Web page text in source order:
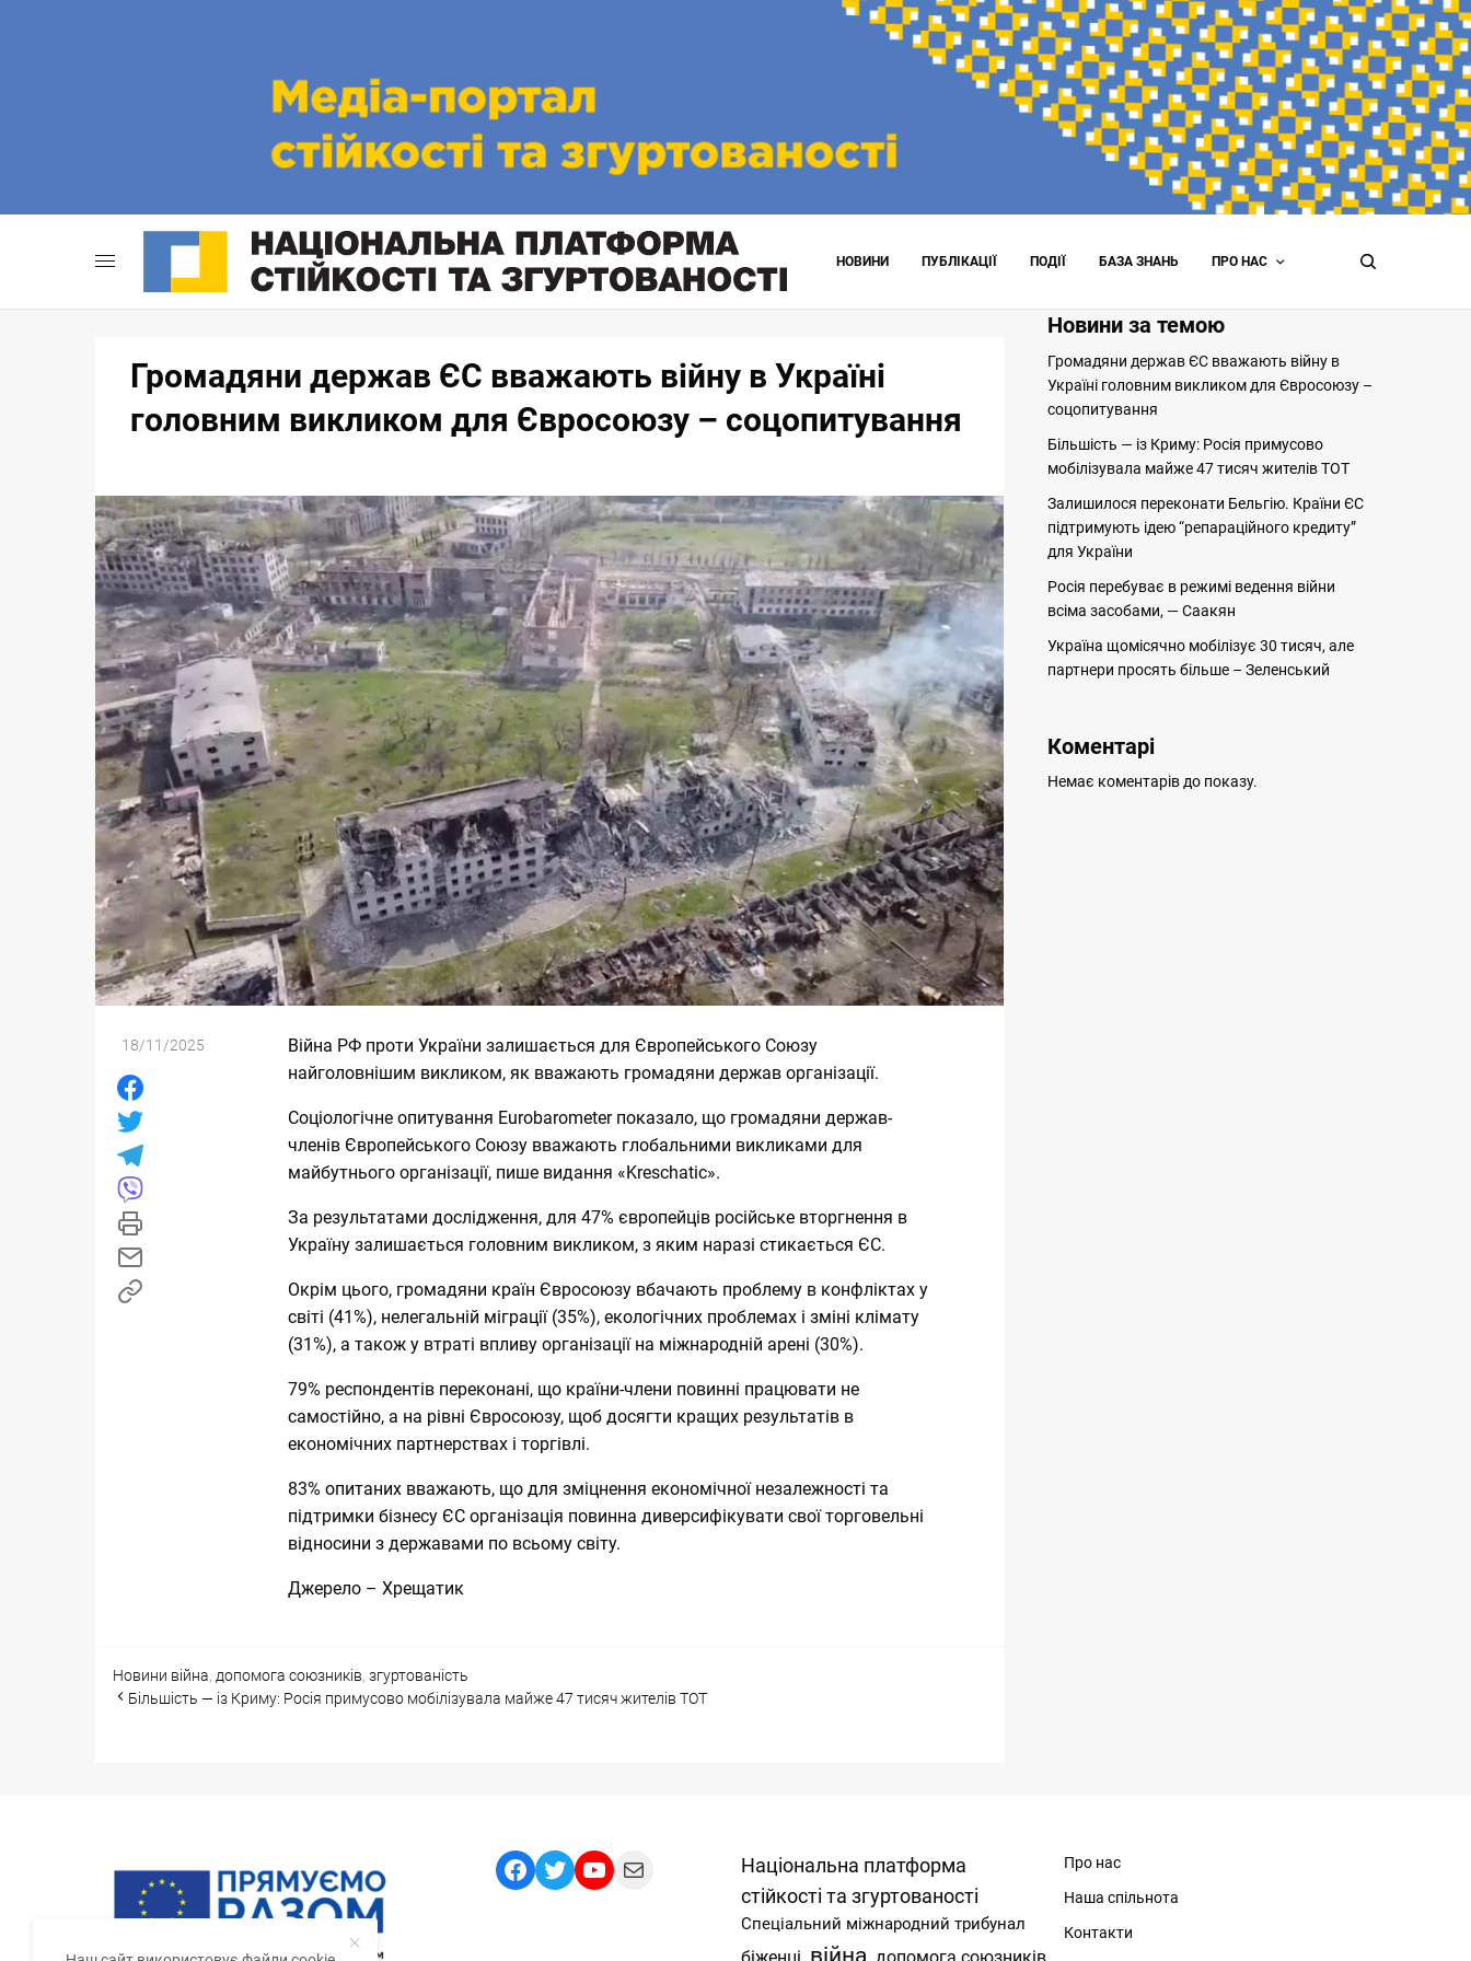
НОВИНИ ПУБЛІКАЦІЇ ПОДІЇ БАЗА ЗНАНЬ ПРО НАС
Громадяни держав ЄС вважають війну в Україні
головним викликом для Євросоюзу – соцопитування
18/11/2025
Війна РФ проти України залишається для Європейського Союзу
найголовнішим викликом, як вважають громадяни держав організації.
Соціологічне опитування Еurobarometerпоказало, що громадяни держав-
членів Європейського Союзу вважають глобальними викликами для
майбутнього організації, пише видання «Kreschatic».
За результатами дослідження, для 47% європейців російське вторгнення в
Україну залишається головним викликом, з яким наразі стикається ЄС.
Окрім цього, громадяни країн Євросоюзу вбачають проблему в конфліктах у
світі (41%), нелегальній міграції (35%), екологічних проблемах і зміні клімату
(31%), а також у втраті впливу організації на міжнародній арені (30%).
79% респондентів переконані, що країни-члени повинні працювати не
самостійно, а на рівні Євросоюзу, щоб досягти кращих результатів в
економічних партнерствах і торгівлі.
83% опитаних вважають, що для зміцнення економічної незалежності та
підтримки бізнесу ЄС організація повинна диверсифікувати свої торговельні
відносини з державами по всьому світу.
Джерело – Хрещатик
Categories
Новини Tags
війна, допомога союзників, згуртованість
PostБільшість — із Криму: Росія примусово мобілізувала майже 47 тисяч жителів ТОТ
Новини за темою
Громадяни держав ЄС вважають війну в
Україні головним викликом для Євросоюзу –
соцопитування
Більшість — із Криму: Росія примусово
мобілізувала майже 47 тисяч жителів ТОТ
Залишилося переконати Бельгію. Країни ЄС
підтримують ідею “репараційного кредиту”
для України
Росія перебуває в режимі ведення війни
всіма засобами, — Саакян
Україна щомісячно мобілізує 30 тисяч, але
партнери просять більше – Зеленський
Коментарі
Немає коментарів до показу.
Facebook
TwitterYouTube
Mail
Національна платформа
стійкості та згуртованості
Спеціальний міжнародний трибунал
війна
Про нас
Наша спільнота
Контакти